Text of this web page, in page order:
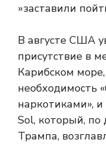
»заставили
В августе США
присутствие в
Карибском
необходимость
наркотиками»,
Sol, который,
Трампа,